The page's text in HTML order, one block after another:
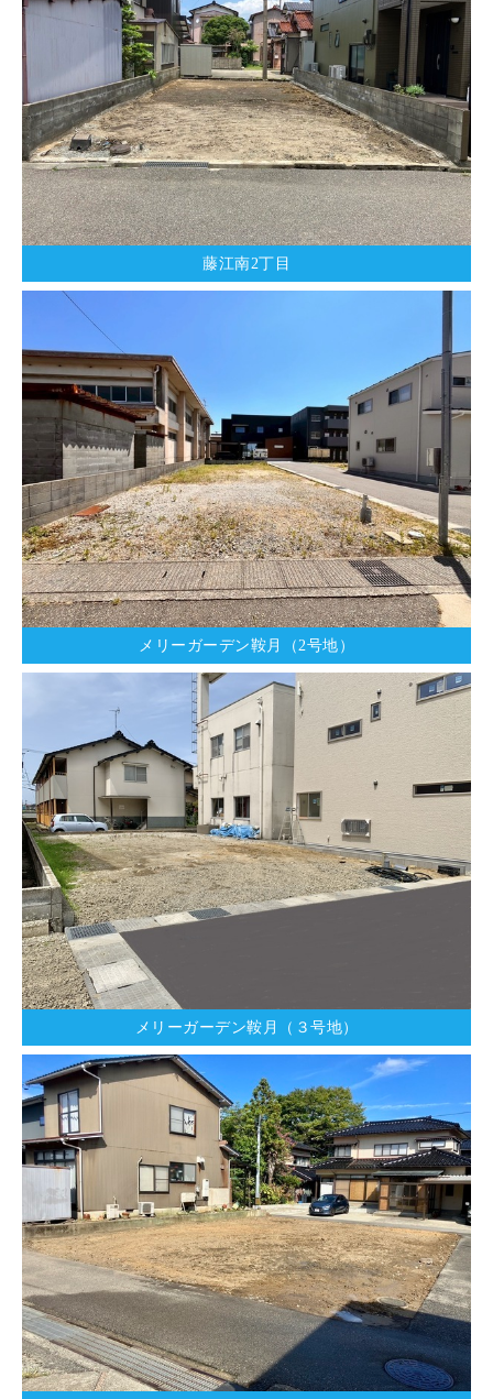
藤江南2丁目
メリーガーデン鞍月（2号地）
メリーガーデン鞍月（３号地）